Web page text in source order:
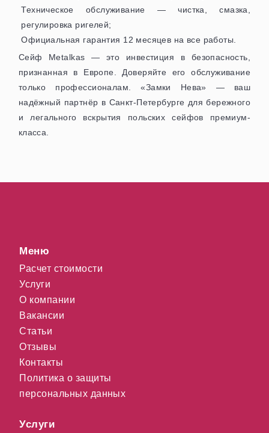
Техническое обслуживание — чистка, смазка,
регулировка ригелей;
Официальная гарантия 12 месяцев на все работы.
Сейф Metalkas — это инвестиция в безопасность,
признанная в Европе. Доверяйте его обслуживание
только профессионалам. «Замки Нева» — ваш
надёжный партнёр в Санкт-Петербурге для бережного
и легального вскрытия польских сейфов премиум-
класса.
Меню
Расчет стоимости
Услуги
О компании
Вакансии
Статьи
Отзывы
Контакты
Политика о защиты
персональных данных
Услуги